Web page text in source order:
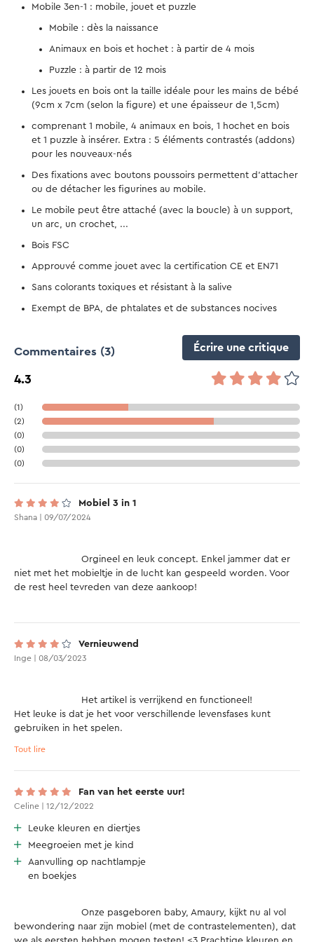
Mobile 3en-1 : mobile, jouet et puzzle
Mobile : dès la naissance
Animaux en bois et hochet : à partir de 4 mois
Puzzle : à partir de 12 mois
Les jouets en bois ont la taille idéale pour les mains de bébé
(9cm x 7cm (selon la figure) et une épaisseur de 1,5cm)
comprenant 1 mobile, 4 animaux en bois, 1 hochet en bois
et 1 puzzle à insérer. Extra : 5 éléments contrastés (addons)
pour les nouveaux-nés
Des fixations avec boutons poussoirs permettent d'attacher
ou de détacher les figurines au mobile.
Le mobile peut être attaché (avec la boucle) à un support,
un arc, un crochet, ...
Bois FSC
Approuvé comme jouet avec la certification CE et EN71
Sans colorants toxiques et résistant à la salive
Exempt de BPA, de phtalates et de substances nocives
Commentaires (3) Écrire une critique
4.3
(1)
(2)
(0)
(0)
(0)
Mobiel 3 in 1
Shana | 09/07/2024
niet met het mobieltje in de lucht kan gespeeld worden. Voor
de rest heel tevreden van deze aankoop!
Vernieuwend
Inge | 08/03/2023
Het leuke is dat je het voor verschillende levensfases kunt
gebruiken in het spelen.
Het jammere is wel dat er geen statief bij aanwezig is om te
vinden is en het niet zo mooi oogt aan het park.
Tout lire
Fan van het eerste uur!
Celine | 12/12/2022
Leuke kleuren en diertjes
Meegroeien met je kind
Aanvulling op nachtlampje
en boekjes
bewondering naar zijn mobiel (met de contrastelementen), dat